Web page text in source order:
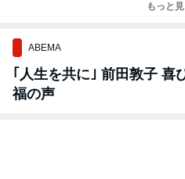
らの
もっと
ABEMA
｢人生を共に｣ 前田敦子 喜
福の声